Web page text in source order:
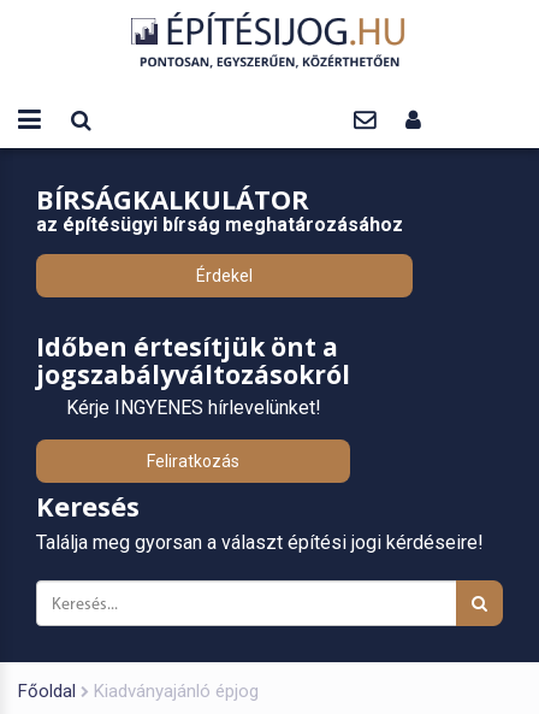
BÍRSÁGKALKULÁTOR
az építésügyi bírság meghatározásához
Érdekel
Időben értesítjük önt a
jogszabályváltozásokról
Kérje INGYENES hírlevelünket!
Feliratkozás
Keresés
Találja meg gyorsan a választ építési jogi kérdéseire!
Főoldal Kiadványajánló épjog